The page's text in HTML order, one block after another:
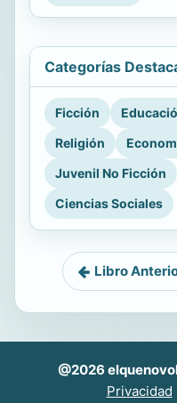
Categorías
Ficción
Religión
Juvenil No Ficción
Ciencias Sociales
Libro
@2026
Privacidad